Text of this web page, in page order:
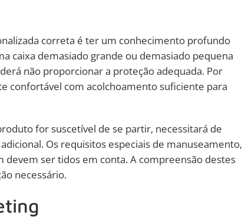
correta é ter um conhecimento profundo
caixa demasiado grande ou demasiado pequena
não proporcionar a proteção adequada. Por
confortável com acolchoamento suficiente para
for suscetível de se partir, necessitará de
Os requisitos especiais de manuseamento,
ser tidos em conta. A compreensão destes
necessário.